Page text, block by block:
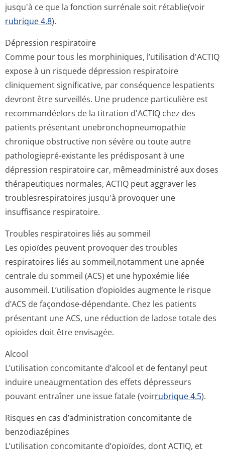
jusqu'à ce que la fonction surrénale soit rétablie(voir
rubrique 4.8).
Dépression respiratoire
Comme pour tous les morphiniques, l’utilisation d'ACTIQ
expose à un risquede dépression respiratoire
cliniquement significative, par conséquence lespatients
devront être surveillés. Une prudence particulière est
recommandéelors de la titration d'ACTIQ chez des
patients présentant unebronchopne­umopathie
chronique obstructive non sévère ou toute autre
pathologiepré-existante les prédisposant à une
dépression respiratoire car, mêmeadministré aux doses
thérapeutiques normales, ACTIQ peut aggraver les
troublesrespi­ratoires jusqu'à provoquer une
insuffisance respiratoire.
Troubles respiratoires liés au sommeil
Les opioïdes peuvent provoquer des troubles
respiratoires liés au sommeil,notamment une apnée
centrale du sommeil (ACS) et une hypoxémie liée
ausommeil. L’utilisation d’opioïdes augmente le risque
d’ACS de façondose-dépendante. Chez les patients
présentant une ACS, une réduction de ladose totale des
opioïdes doit être envisagée.
Alcool
L’utilisation concomitante d’alcool et de fentanyl peut
induire uneaugmentation des effets dépresseurs
pouvant entraîner une issue fatale (voirrubrique 4.5).
Risques en cas d’administration concomitante de
benzodiazépines
L’utilisation concomitante d’opioïdes, dont ACTIQ, et